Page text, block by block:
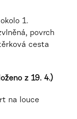
1.
povrch
cesta
z 19. 4.)
na louce